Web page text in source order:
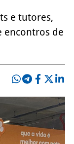
e tutores,
encontros de